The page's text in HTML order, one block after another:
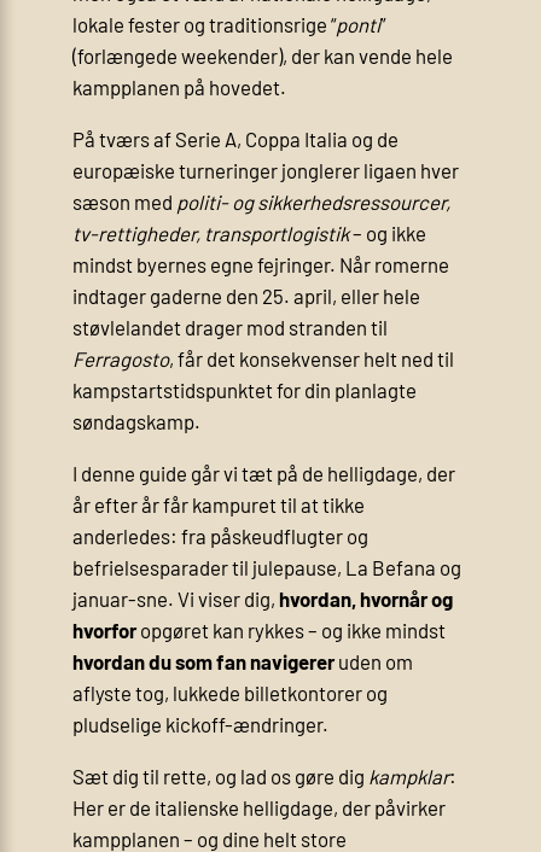
lokale fester og traditionsrige “ponti”
(forlængede weekender), der kan vende hele
kampplanen på hovedet.
På tværs af Serie A, Coppa Italia og de
europæiske turneringer jonglerer ligaen hver
sæson med politi- og sikkerhedsressourcer,
tv-rettigheder, transportlogistik– og ikke
mindst byernes egne fejringer. Når romerne
indtager gaderne den 25. april, eller hele
støvlelandet drager mod stranden til
Ferragosto, får det konsekvenser helt ned til
kampstartstidspunktet for din planlagte
søndagskamp.
I denne guide går vi tæt på de helligdage, der
år efter år får kampuret til at tikke
anderledes: fra påskeudflugter og
befrielsesparader til julepause, La Befana og
januar-sne. Vi viser dig, hvordan, hvornår og
hvorforopgøret kan rykkes – og ikke mindst
hvordan du som fan navigereruden om
aflyste tog, lukkede billetkontorer og
pludselige kickoff-ændringer.
Sæt dig til rette, og lad os gøre dig kampklar:
Her er de italienske helligdage, der påvirker
kampplanen – og dine helt store